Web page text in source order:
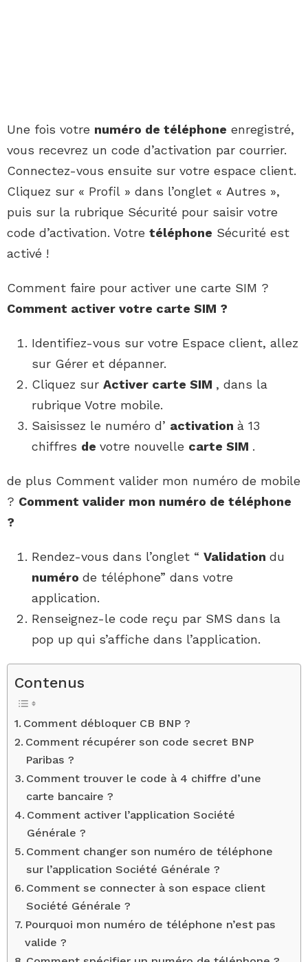
Une fois votre numéro de téléphone enregistré,
vous recevrez un code d’activation par courrier.
Connectez-vous ensuite sur votre espace client.
Cliquez sur « Profil » dans l’onglet « Autres »,
puis sur la rubrique Sécurité pour saisir votre
code d’activation. Votre téléphone Sécurité est
activé !
Comment faire pour activer une carte SIM ?
Comment activer votre carte SIM ?
Identifiez-vous sur votre Espace client, allez
sur Gérer et dépanner.
Cliquez sur Activer carte SIM , dans la
rubrique Votre mobile.
Saisissez le numéro d’ activation à 13
chiffres de votre nouvelle carte SIM .
de plus Comment valider mon numéro de mobile
? Comment valider mon numéro de téléphone
?
Rendez-vous dans l’onglet “ Validation du
numéro de téléphone” dans votre
application.
Renseignez-le code reçu par SMS dans la
pop up qui s’affiche dans l’application.
Contenus
Comment débloquer CB BNP ?
Comment récupérer son code secret BNP
Paribas ?
Comment trouver le code à 4 chiffre d’une
carte bancaire ?
Comment activer l’application Société
Générale ?
Comment changer son numéro de téléphone
sur l’application Société Générale ?
Comment se connecter à son espace client
Société Générale ?
Pourquoi mon numéro de téléphone n’est pas
valide ?